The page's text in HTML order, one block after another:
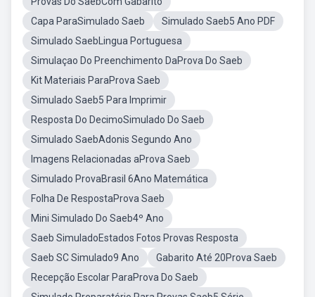
Capa ParaSimulado Saeb
Simulado Saeb5 Ano PDF
Simulado SaebLingua Portuguesa
Simulaçao Do Preenchimento DaProva Do Saeb
Kit Materiais ParaProva Saeb
Simulado Saeb5 Para Imprimir
Resposta Do DecimoSimulado Do Saeb
Simulado SaebAdonis Segundo Ano
Imagens Relacionadas aProva Saeb
Simulado ProvaBrasil 6Ano Matemática
Folha De RespostaProva Saeb
Mini Simulado Do Saeb4º Ano
Saeb SimuladoEstados Fotos Provas Resposta
Saeb SC Simulado9 Ano
Gabarito Até 20Prova Saeb
Recepção Escolar ParaProva Do Saeb